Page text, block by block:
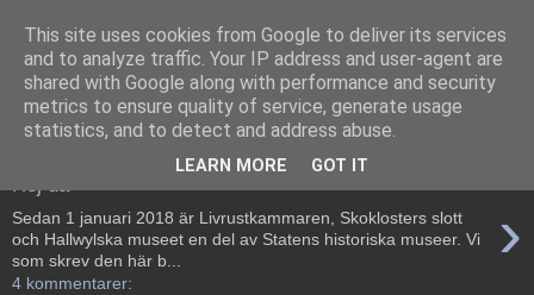
›
Sedan 1 januari 2018 är Livrustkammaren, Skoklosters slott
och Hallwylska museet en del av Statens historiska museer. Vi
som skrev den här b...
4 kommentarer:
This site uses cookies from Google to deliver its services
and to analyze traffic. Your IP address and user-agent are
shared with Google along with performance and security
metrics to ensure quality of service, generate usage
statistics, and to detect and address abuse.
LEARN MORE GOT IT